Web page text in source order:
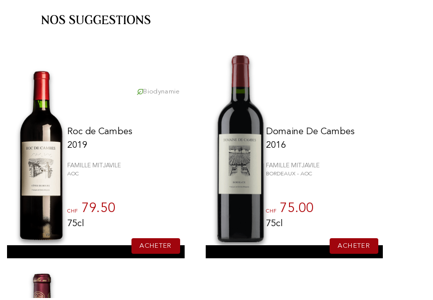
NOS SUGGESTIONS
Roc de Cambes
2019
FAMILLE MITJAVILE
AOC
CHF 79.50
75cl
ACHETER
Biodynamie
Domaine De Cambes
2016
FAMILLE MITJAVILE
BORDEAUX - AOC
CHF75.00
75cl
ACHETER
en garantissant la conformité avec les réglementations. Personnalisez vos préférences pour contrôler la manière dont